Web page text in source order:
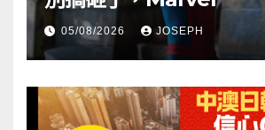
05/08/2026 JOSEPH